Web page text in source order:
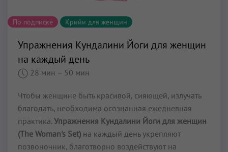
По подписке Крийи для женщин
Упражнения Кундалини Йоги для женщин
на каждый день
28 мин – 50 мин
Чтобы женщине быть красивой, сияющей, излучать
благодать, необходима осознанная ежедневная
практика. Упражнения Кундалини Йоги для женщин
(The Woman's Set) на каждый день укрепляют
позвоночник, благотворно воздействуют на